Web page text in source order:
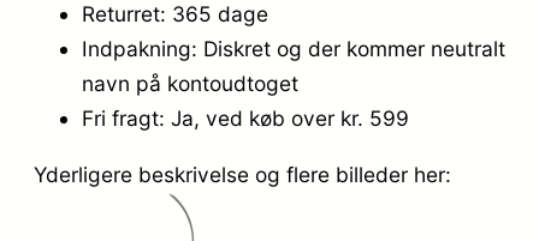
Returret: 365 dage
Indpakning: Diskret og der kommer neutralt
navn på kontoudtoget
Fri fragt: Ja, ved køb over kr. 599
Yderligere beskrivelse og flere billeder her: